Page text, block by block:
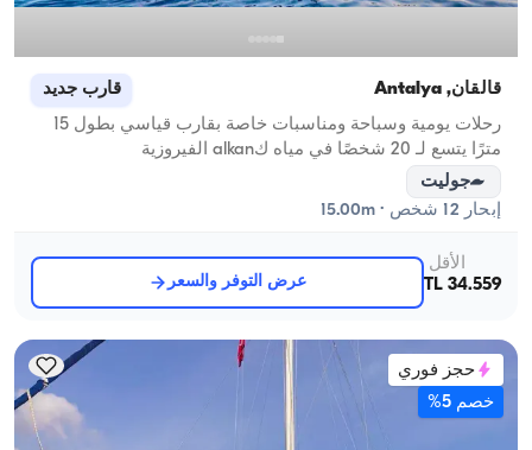
قالقان, Antalya قارب جديد
رحلات يومية وسباحة ومناسبات خاصة بقارب قياسي بطول 15
مترًا يتسع لـ 20 شخصًا في مياه كalkan الفيروزية
جوليت
إبحار 12 شخص · 15.00m
الأقل
34.559 TL
عرض التوفر والسعر
حجز فوري
خصم 5%